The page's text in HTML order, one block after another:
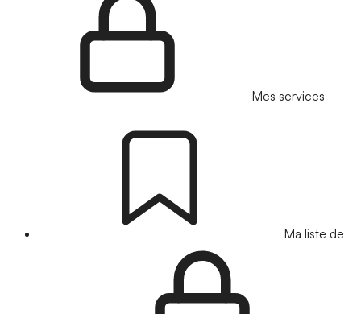
Mes services
Ma liste de